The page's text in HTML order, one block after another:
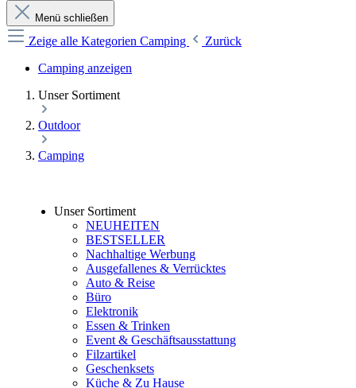
Menü schließen
Zeige alle Kategorien Camping
Zurück
Camping anzeigen
Unser Sortiment
Outdoor
Camping
Unser Sortiment
NEUHEITEN
BESTSELLER
Nachhaltige Werbung
Ausgefallenes & Verrücktes
Auto & Reise
Büro
Elektronik
Essen & Trinken
Event & Geschäftsausstattung
Filzartikel
Geschenksets
Küche & Zu Hause